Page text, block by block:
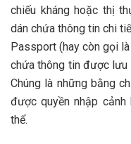
chiếu kháng hoặc thị
dán chứa thông tin chi
Passport (hay còn gọi
chứa thông tin được lưu
Chúng là những bằng
được quyền nhập
thể.